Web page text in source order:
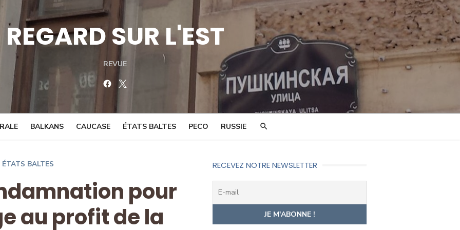
REGARD SUR L'EST
REVUE
Facebook
BALKANS CAUCASE ÉTATS BALTES PECO RUSSIE
ÉTATS BALTES
pour
au profit de la
RECEVEZ NOTRE NEWSLETTER